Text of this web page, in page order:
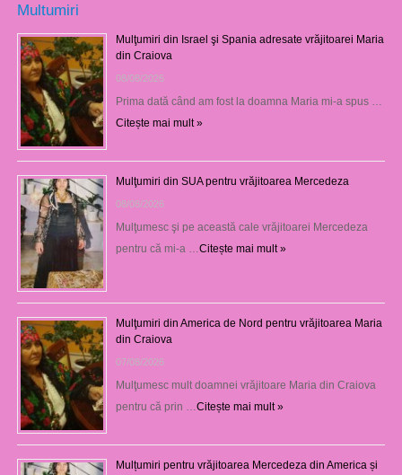
Multumiri
Mulţumiri din Israel şi Spania adresate vrăjitoarei Maria
din Craiova
08/08/2026
Prima dată când am fost la doamna Maria mi-a spus …
Citește mai mult »
Mulţumiri din SUA pentru vrăjitoarea Mercedeza
08/08/2026
Mulţumesc şi pe această cale vrăjitoarei Mercedeza
pentru că mi-a …Citește mai mult »
Mulţumiri din America de Nord pentru vrăjitoarea Maria
din Craiova
07/08/2026
Mulţumesc mult doamnei vrăjitoare Maria din Craiova
pentru că prin …Citește mai mult »
Mulțumiri pentru vrăjitoarea Mercedeza din America și